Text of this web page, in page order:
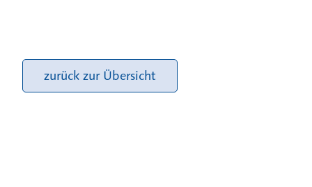
zurück zur Übersicht